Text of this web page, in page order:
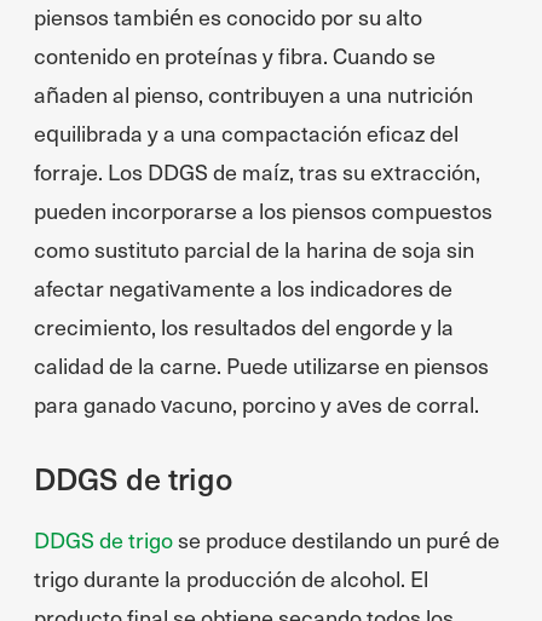
piensos también es conocido por su alto
contenido en proteínas y fibra. Cuando se
añaden al pienso, contribuyen a una nutrición
equilibrada y a una compactación eficaz del
forraje. Los DDGS de maíz, tras su extracción,
pueden incorporarse a los piensos compuestos
como sustituto parcial de la harina de soja sin
afectar negativamente a los indicadores de
crecimiento, los resultados del engorde y la
calidad de la carne. Puede utilizarse en piensos
para ganado vacuno, porcino y aves de corral.
DDGS de trigo
DDGS de trigose produce destilando un puré de
trigo durante la producción de alcohol. El